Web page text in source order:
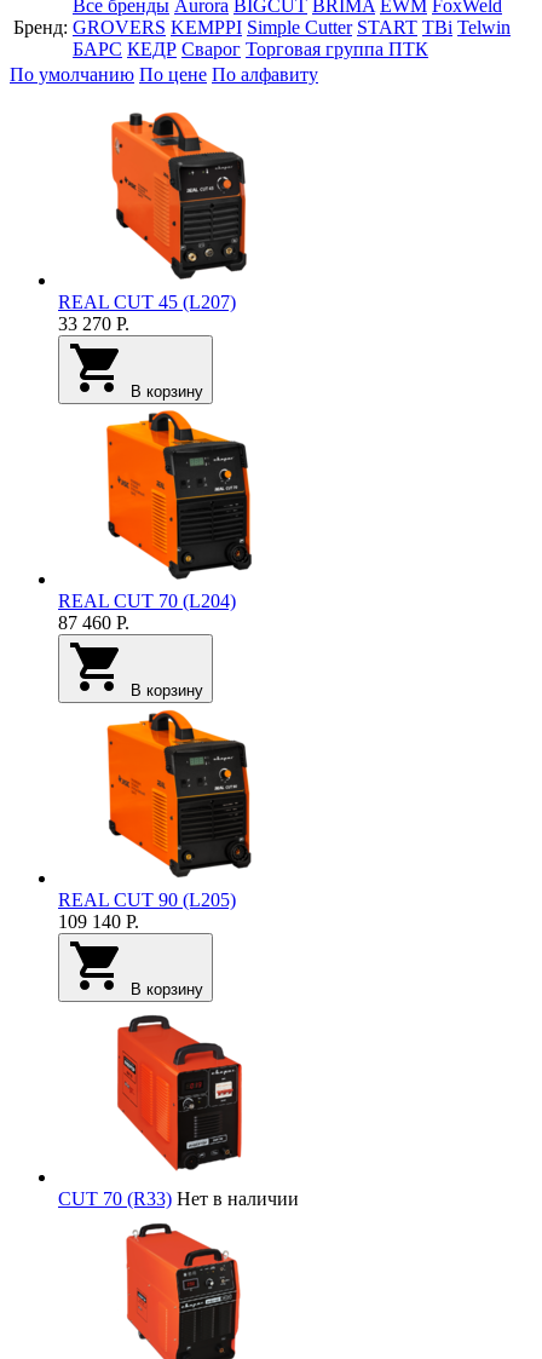
Бренд:
Все бренды Aurora BIGCUT BRIMA EWM FoxWeld
GROVERS KEMPPI Simple Cutter START TBi Telwin
БАРС КЕДР Сварог Торговая группа ПТК
По умолчанию По цене По алфавиту
REAL CUT 45 (L207)
33 270 Р.
В корзину
REAL CUT 70 (L204)
87 460 Р.
В корзину
REAL CUT 90 (L205)
109 140 Р.
В корзину
CUT 70 (R33) Нет в наличии